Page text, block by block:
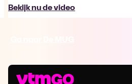
Bekijk nu de video